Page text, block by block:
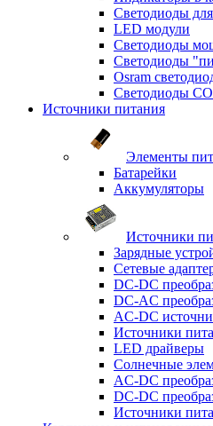
Светодиоды
LED модули
Светодиоды
Светодиоды
Osram
Светодиоды
Источники питания
Элементы
Батарейки
Аккумуляторы
Источники
Зарядные
Сетевые
DC-DC
DC-AC
AC-DC
Источники
LED драйверы
Солнечные
AC-DC
DC-DC
Источники